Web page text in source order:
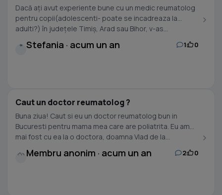
Dacă ați avut experiente bune cu un medic reumatolog
pentru copii(adolescenti- poate se incadreaza la
adulti?) în județele Timiș, Arad sau Bihor, v-as...
S Stefania · acum un an 1 0
Caut un doctor reumatolog ?
Buna ziua! Caut si eu un doctor reumatolog bun in
Bucuresti pentru mama mea care are poliatrita. Eu am
mai fost cu ea la o doctora, doamna Vlad de la...
Membru anonim · acum un an 2 0